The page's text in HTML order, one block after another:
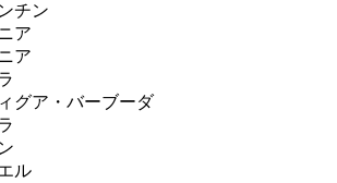
チン
ア
ア
グア・バーブーダ
ル